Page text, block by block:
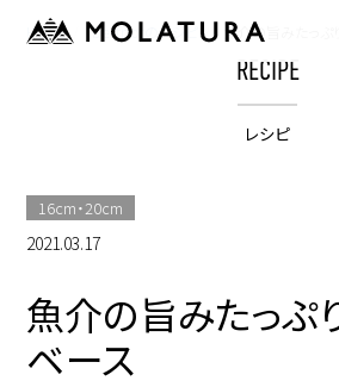
HOME bestpotのレシピ 魚介の旨みたっぷ
RECIPE
レシピ
16cm・20cm
2021.03.17
魚介の旨みたっぷ
ベース